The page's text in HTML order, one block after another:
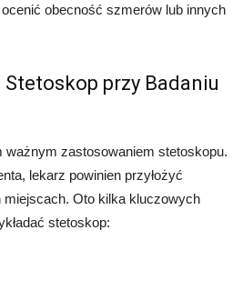
obecność szmerów lub innych
Stetoskop przy Badaniu
ważnym zastosowaniem stetoskopu.
lekarz powinien przyłożyć
miejscach. Oto kilka kluczowych
stetoskop: